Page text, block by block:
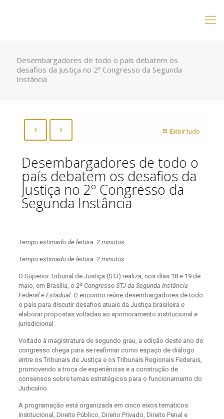
Desembargadores de todo o país debatem os
desafios da Justiça no 2º Congresso da Segunda
Instância
Exibir tudo
Desembargadores de todo o
país debatem os desafios da
Justiça no 2º Congresso da
Segunda Instância
Tempo estimado de leitura: 2 minutos
Tempo estimado de leitura: 2 minutos
O Superior Tribunal de Justiça (STJ) realiza, nos dias 18 e 19 de
maio, em Brasília, o 2º Congresso STJ da Segunda Instância
Federal e Estadual. O encontro reúne desembargadores de todo
o país para discutir desafios atuais da Justiça brasileira e
elaborar propostas voltadas ao aprimoramento institucional e
jurisdicional.
Voltado à magistratura de segundo grau, a edição deste ano do
congresso chega para se reafirmar como espaço de diálogo
entre os Tribunais de Justiça e os Tribunais Regionais Federais,
promovendo a troca de experiências e a construção de
consensos sobre temas estratégicos para o funcionamento do
Judiciário.
A programação está organizada em cinco eixos temáticos:
Institucional, Direito Público, Direito Privado, Direito Penal e